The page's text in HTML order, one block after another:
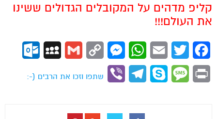
קליפ מדהים על המקובלים הגדולים ששינו
את העולם!!!
Facebook
Twitter
Email
WhatsApp
Messenger
Copy
Gmail
MySpace
Print
Message
Skype
Telegram
Viber
שתפו וזכו את הרבים (-: